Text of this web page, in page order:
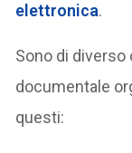
elettronica.
Sono di
documentale
questi: